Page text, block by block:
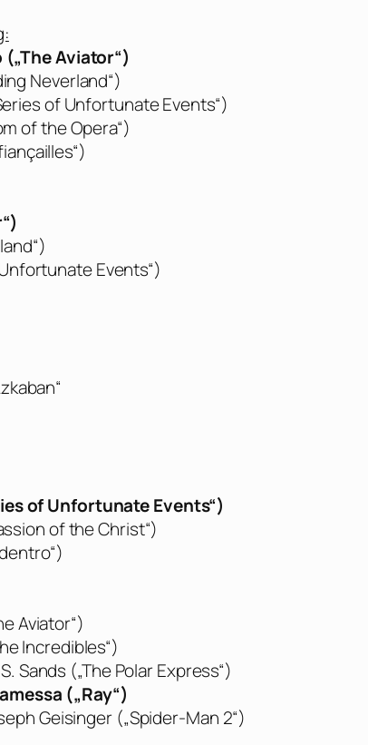
Aviator“)
Neverland“)
of Unfortunate Events“)
of the Opera“)
Events“)
of Unfortunate Events“)
of the Christ“)
Aviator“)
Incredibles“)
Sands („The Polar Express“)
(„Ray“)
Geisinger („Spider-Man 2“)